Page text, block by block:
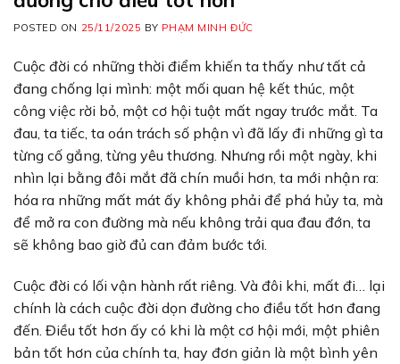
POSTED ON 25/11/2025 BY PHẠM MINH ĐỨC
Cuộc đời có những thời điểm khiến ta thấy như tất cả
đang chống lại mình: một mối quan hệ kết thúc, một
công việc rời bỏ, một cơ hội tuột mất ngay trước mắt. Ta
đau, ta tiếc, ta oán trách số phận vì đã lấy đi những gì ta
từng cố gắng, từng yêu thương. Nhưng rồi một ngày, khi
nhìn lại bằng đôi mắt đã chín muồi hơn, ta mới nhận ra:
hóa ra những mất mát ấy không phải để phá hủy ta, mà
để mở ra con đường mà nếu không trải qua đau đớn, ta
sẽ không bao giờ đủ can đảm bước tới.
Cuộc đời có lối vận hành rất riêng. Và đôi khi, mất đi… lại
chính là cách cuộc đời dọn đường cho điều tốt hơn đang
đến. Điều tốt hơn ấy có khi là một cơ hội mới, một phiên
bản tốt hơn của chính ta, hay đơn giản là một bình yên